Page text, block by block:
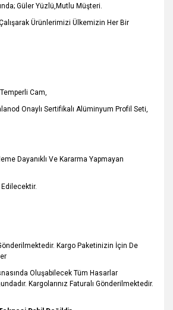
Güler Yüzlü,Mutlu Müşteri.
Ürünlerimizi Ülkemizin Her Bir
Cam,
Onaylı Sertifikalı Alüminyum Profil Seti,
Dayanıklı Ve Kararma Yapmayan
Kargo Paketinizin İçin De
Oluşabilecek Tüm Hasarlar
Kargolarınız Faturalı Gönderilmektedir.